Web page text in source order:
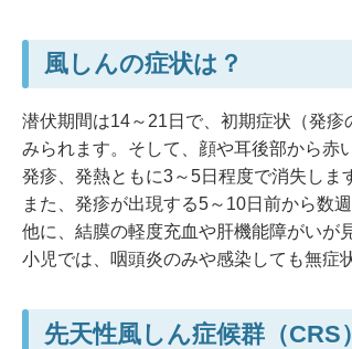
風しんの症状は？
潜伏期間は14～21日で、初期症状（発
みられます。そして、顔や耳後部から
発疹、発熱ともに3～5日程度で消失しま
また、発疹が出現する5～10日前から数
他に、結膜の軽度充血や肝機能障がいが
小児では、咽頭炎のみや感染しても無症
先天性風しん症候群（CRS